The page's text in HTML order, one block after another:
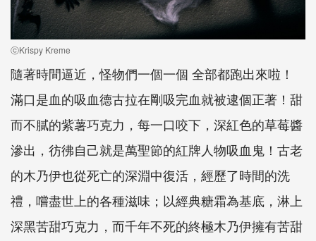
ⓒKrispy Kreme
隨著時間逼近，怪物們一個一個 全部都跑出來啦！
滿口是血的吸血德古拉在剛吸完血就被逮個正著！甜
而不膩的紫薯巧克力，每一口咬下，深紅色的草莓醬
滲出，彷彿自己就是萬聖節的紅牌人物吸血鬼！古老
的木乃伊也從死亡的深淵中復活，經歷了時間的洗
禮，嚐盡世上的各種滋味；以經典糖霜為基底，淋上
深黑苦甜巧克力，而千年不死的終極木乃伊擁有苦甜